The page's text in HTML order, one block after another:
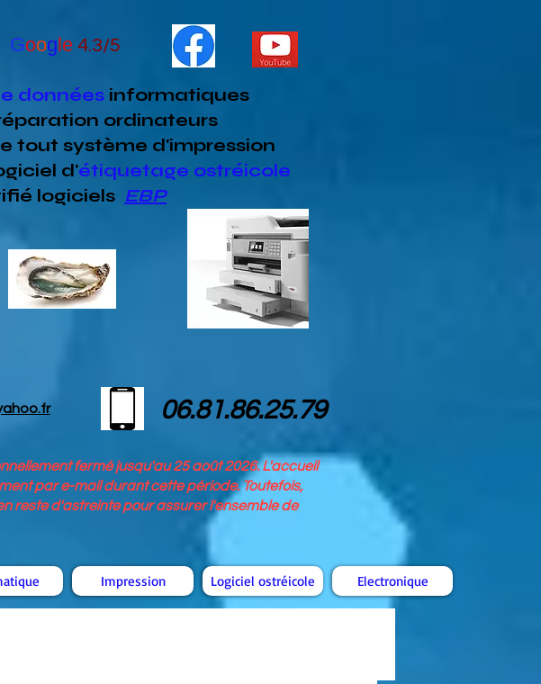
Google 4.3/5
données informatiques
ordinateurs
tout système d'impression
d'étiquetage ostréicole
logiciels EBP
06.81.86.25.79
fermé jusqu'au 25 août 2026. L'accueil
par e-mail durant cette période. Toutefois,
reste d'astreinte pour assurer l'ensemble de
Impression Logiciel ostréicole Electronique